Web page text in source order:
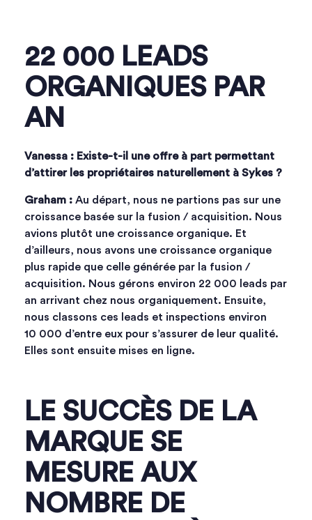
22 000 LEADS
ORGANIQUES PAR
AN
Vanessa : Existe-t-il une offre à part permettant
d’attirer les propriétaires naturellement à Sykes ?
Graham : Au départ, nous ne partions pas sur une
croissance basée sur la fusion / acquisition. Nous
avions plutôt une croissance organique. Et
d’ailleurs, nous avons une croissance organique
plus rapide que celle générée par la fusion /
acquisition. Nous gérons environ 22 000 leads par
an arrivant chez nous organiquement. Ensuite,
nous classons ces leads et inspections environ
10 000 d’entre eux pour s’assurer de leur qualité.
Elles sont ensuite mises en ligne.
LE SUCCÈS DE LA
MARQUE SE
MESURE AUX
NOMBRE DE